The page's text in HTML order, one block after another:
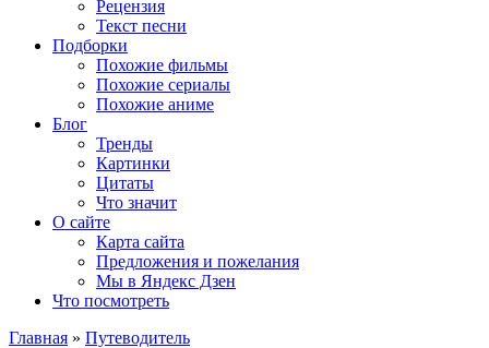
Рецензия
Текст песни
Подборки
Похожие фильмы
Похожие сериалы
Похожие аниме
Блог
Тренды
Картинки
Цитаты
Что значит
О сайте
Карта сайта
Предложения и пожелания
Мы в Яндекс Дзен
Что посмотреть
Главная » Путеводитель